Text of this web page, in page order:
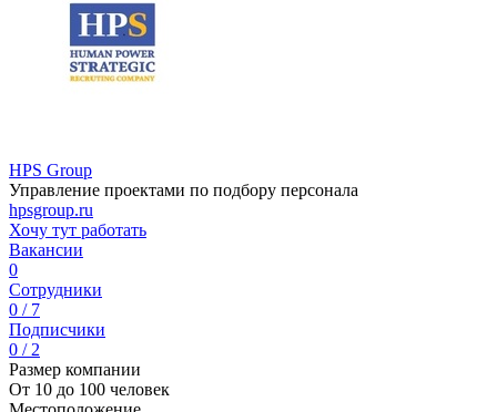
HPS Group
Управление проектами по подбору персонала
hpsgroup.ru
Хочу тут работать
Вакансии
0
Сотрудники
0 / 7
Подписчики
0 / 2
Размер компании
От 10 до 100 человек